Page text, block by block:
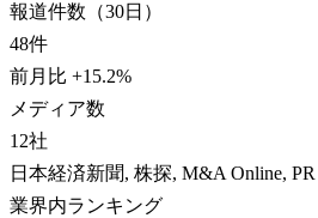
報道件数（30日）
48件
前月比 +15.2%
メディア数
12社
日本経済新聞, 株探, M&A Online,
業界内ランキング